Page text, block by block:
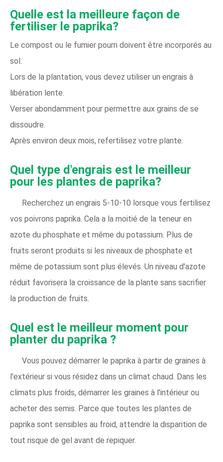
Quelle est la meilleure façon de
fertiliser le paprika?
Le compost ou le fumier pourri doivent être incorporés au
sol.
Lors de la plantation, vous devez utiliser un engrais à
libération lente.
Verser abondamment pour permettre aux grains de se
dissoudre.
Après environ deux mois, refertilisez votre plante.
Quel type d'engrais est le meilleur
pour les plantes de paprika?
Recherchez un engrais 5-10-10 lorsque vous fertilisez
vos poivrons paprika. Cela a la moitié de la teneur en
azote du phosphate et même du potassium. Plus de
fruits seront produits si les niveaux de phosphate et
même de potassium sont plus élevés. Un niveau d'azote
réduit favorisera la croissance de la plante sans sacrifier
la production de fruits.
Quel est le meilleur moment pour
planter du paprika ?
Vous pouvez démarrer le paprika à partir de graines à
l'extérieur si vous résidez dans un climat chaud. Dans les
climats plus froids, démarrer les graines à l'intérieur ou
acheter des semis. Parce que toutes les plantes de
paprika sont sensibles au froid, attendre la disparition de
tout risque de gel avant de repiquer.